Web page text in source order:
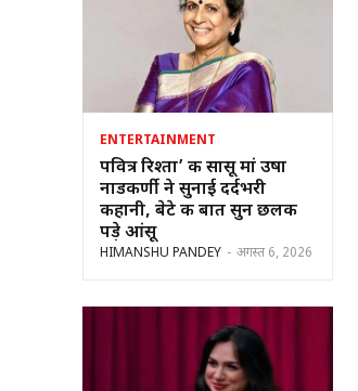
ENTERTAINMENT
पवित्र रिश्ता’ की सासू मां उषा
नाडकर्णी ने सुनाई दर्दभरी
कहानी, बेटे की बात सुन छलक
पड़े आंसू
HIMANSHU PANDEY - अगस्त 6, 2026